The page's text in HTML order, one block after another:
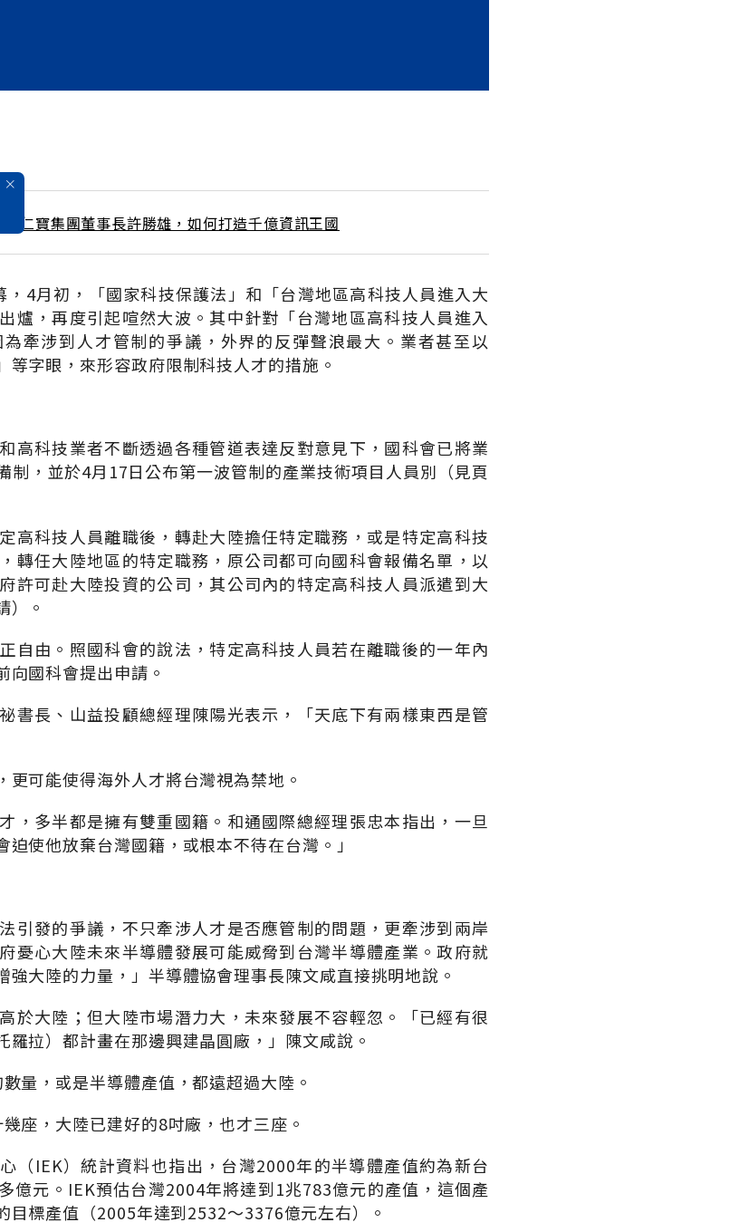
仁寶集團董事長許勝雄，如何打造千億資訊王國
4月初，「國家科技保護法」和「台灣地區高科技人員進入大
爐，再度引起喧然大波。其中針對「台灣地區高科技人員進入
牽涉到人才管制的爭議，外界的反彈聲浪最大。業者甚至以
等字眼，來形容政府限制科技人才的措施。
高科技業者不斷透過各種管道表達反對意見下，國科會已將業
制，並於4月17日公布第一波管制的產業技術項目人員別（見頁
高科技人員離職後，轉赴大陸擔任特定職務，或是特定高科技
轉任大陸地區的特定職務，原公司都可向國科會報備名單，以
許可赴大陸投資的公司，其公司內的特定高科技人員派遣到大
）。
自由。照國科會的說法，特定高科技人員若在離職後的一年內
向國科會提出申請。
書長、山益投顧總經理陳陽光表示，「天底下有兩樣東西是管
可能使得海外人才將台灣視為禁地。
，多半都是擁有雙重國籍。和通國際總經理張忠本指出，一旦
使他放棄台灣國籍，或根本不待在台灣。」
引發的爭議，不只牽涉人才是否應管制的問題，更牽涉到兩岸
憂心大陸未來半導體發展可能威脅到台灣半導體產業。政府就
強大陸的力量，」半導體協會理事長陳文咸直接挑明地說。
於大陸；但大陸市場潛力大，未來發展不容輕忽。「已經有很
拉）都計畫在那邊興建晶圓廠，」陳文咸說。
量，或是半導體產值，都遠超過大陸。
座，大陸已建好的8吋廠，也才三座。
（IEK）統計資料也指出，台灣2000年的半導體產值約為新台
億元。IEK預估台灣2004年將達到1兆783億元的產值，這個產
目標產值（2005年達到2532～3376億元左右）。